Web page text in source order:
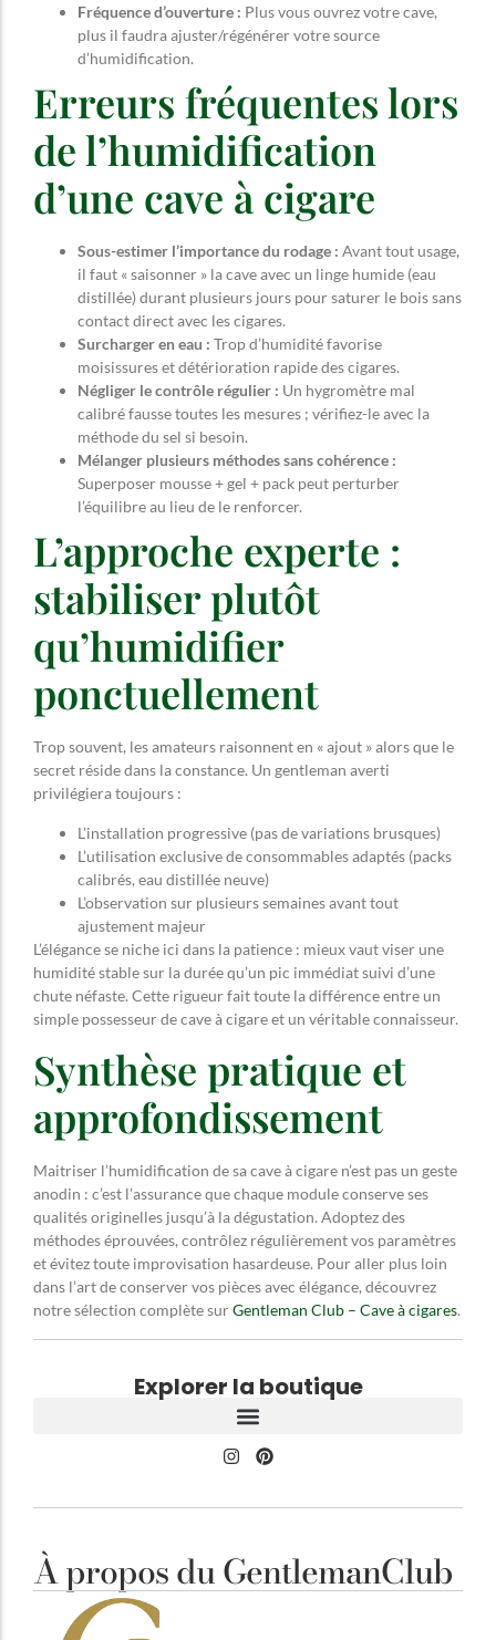
Fréquence d’ouverture : Plus vous ouvrez votre cave,
plus il faudra ajuster/régénérer votre source
d’humidification.
Erreurs fréquentes lors
de l’humidification
d’une cave à cigare
Sous-estimer l’importance du rodage : Avant tout usage,
il faut « saisonner » la cave avec un linge humide (eau
distillée) durant plusieurs jours pour saturer le bois sans
contact direct avec les cigares.
Surcharger en eau : Trop d’humidité favorise
moisissures et détérioration rapide des cigares.
Négliger le contrôle régulier : Un hygromètre mal
calibré fausse toutes les mesures ; vérifiez-le avec la
méthode du sel si besoin.
Mélanger plusieurs méthodes sans cohérence :
Superposer mousse + gel + pack peut perturber
l’équilibre au lieu de le renforcer.
L’approche experte :
stabiliser plutôt
qu’humidifier
ponctuellement
Trop souvent, les amateurs raisonnent en « ajout » alors que le
secret réside dans la constance. Un gentleman averti
privilégiera toujours :
L’installation progressive (pas de variations brusques)
L’utilisation exclusive de consommables adaptés (packs
calibrés, eau distillée neuve)
L’observation sur plusieurs semaines avant tout
ajustement majeur
L’élégance se niche ici dans la patience : mieux vaut viser une
humidité stable sur la durée qu’un pic immédiat suivi d’une
chute néfaste. Cette rigueur fait toute la différence entre un
simple possesseur de cave à cigare et un véritable connaisseur.
Synthèse pratique et
approfondissement
Maitriser l’humidification de sa cave à cigare n’est pas un geste
anodin : c’est l’assurance que chaque module conserve ses
qualités originelles jusqu’à la dégustation. Adoptez des
méthodes éprouvées, contrôlez régulièrement vos paramètres
et évitez toute improvisation hasardeuse. Pour aller plus loin
dans l’art de conserver vos pièces avec élégance, découvrez
notre sélection complète surGentleman Club – Cave à cigares.
Explorer la boutique
À propos du GentlemanClub